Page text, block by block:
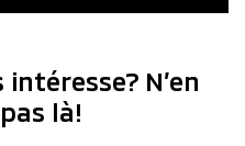
N’en
là!